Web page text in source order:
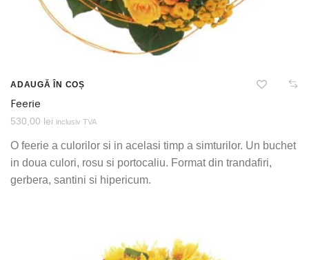
ADAUGĂ ÎN COȘ
Feerie
530,00 lei inclusiv TVA
O feerie a culorilor si in acelasi timp a simturilor. Un buchet
in doua culori, rosu si portocaliu. Format din trandafiri,
gerbera, santini si hipericum.